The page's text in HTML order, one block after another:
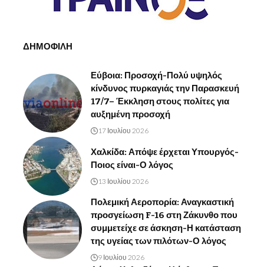
ΔΗΜΟΦΙΛΗ
Εύβοια: Προσοχή-Πολύ υψηλός
κίνδυνος πυρκαγιάς την Παρασκευή
17/7– Έκκληση στους πολίτες για
αυξημένη προσοχή
17 Ιουλίου 2026
Χαλκίδα: Απόψε έρχεται Υπουργός-
Ποιος είναι-Ο λόγος
13 Ιουλίου 2026
Πολεμική Αεροπορία: Αναγκαστική
προσγείωση F-16 στη Ζάκυνθο που
συμμετείχε σε άσκηση-Η κατάσταση
της υγείας των πιλότων-Ο λόγος
9 Ιουλίου 2026